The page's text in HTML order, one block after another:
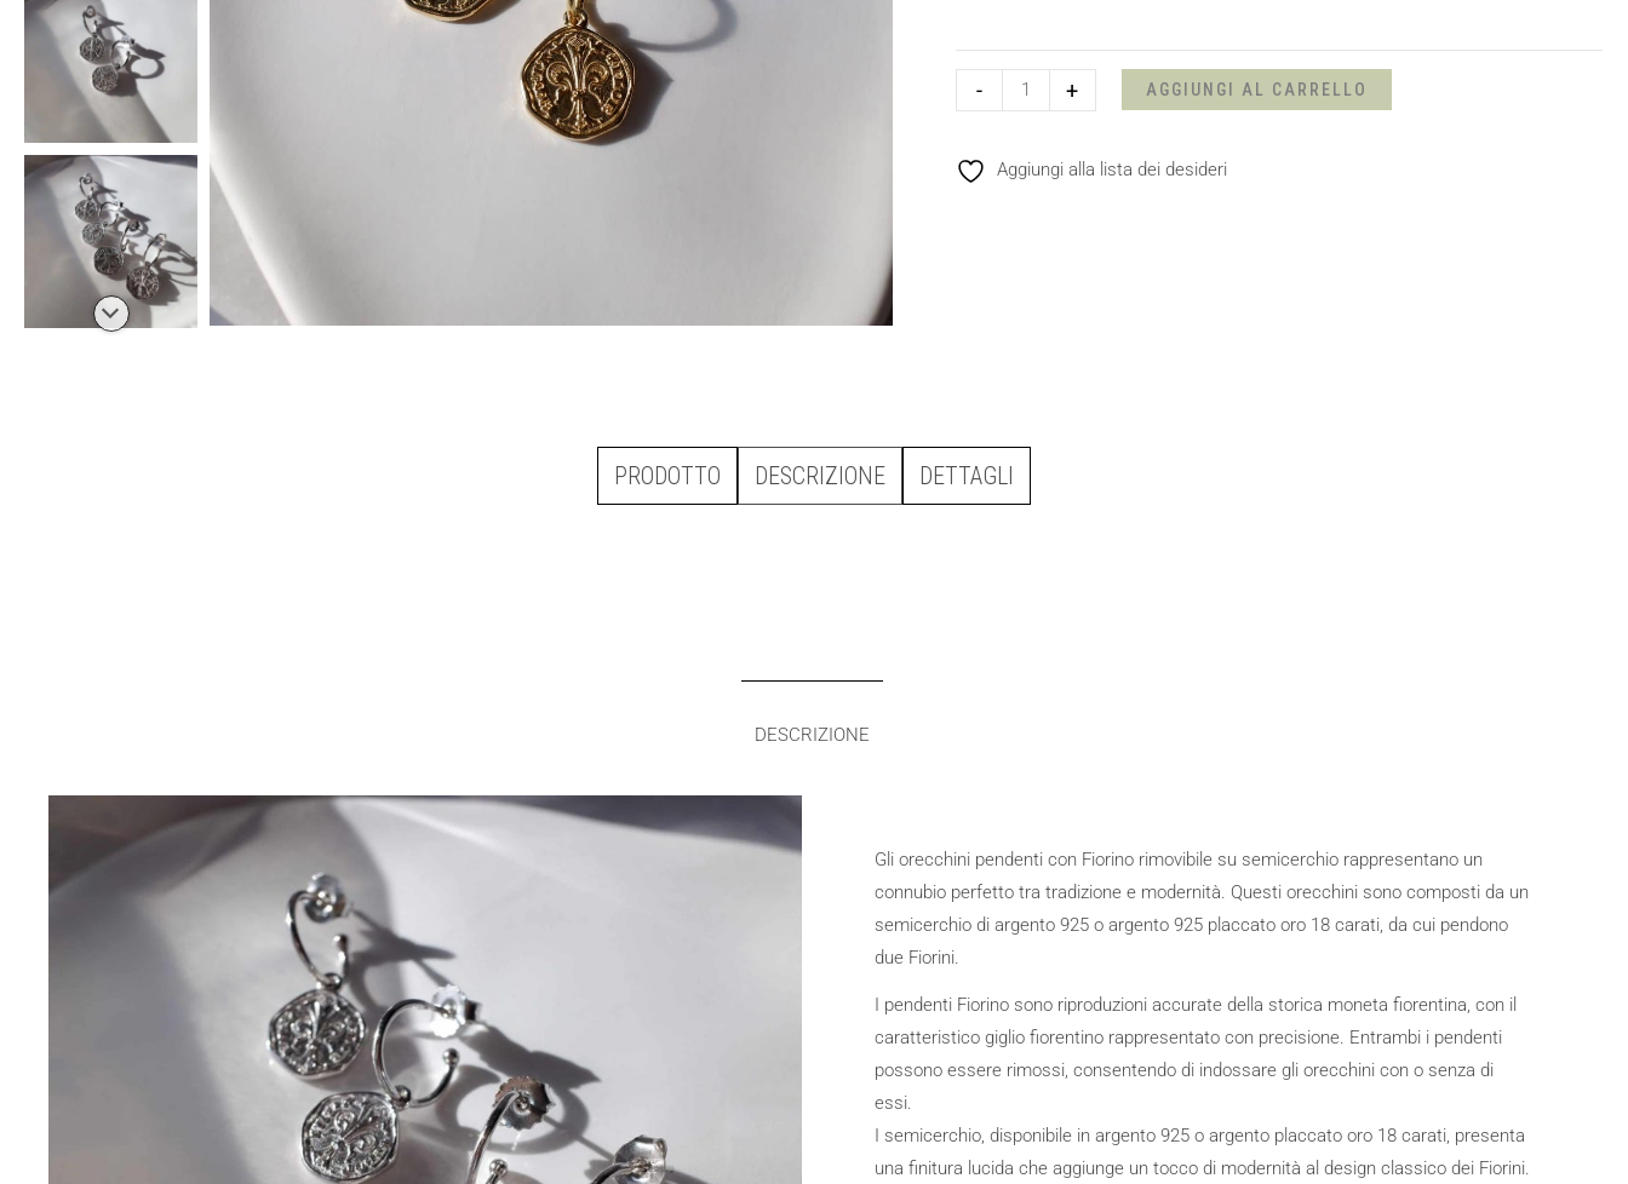
229,00 €
- + AGGIUNGI AL CARRELLO
Aggiungi alla lista dei desideri
PRODOTTO DESCRIZIONE DETTAGLI
DESCRIZIONE
Gli orecchini pendenti con Fiorino rimovibile su semicerchio rappresentano un
connubio perfetto tra tradizione e modernità. Questi orecchini sono composti da un
semicerchio di argento 925 o argento 925 placcato oro 18 carati, da cui pendono
due Fiorini.
I pendenti Fiorino sono riproduzioni accurate della storica moneta fiorentina, con il
caratteristico giglio fiorentino rappresentato con precisione. Entrambi i pendenti
possono essere rimossi, consentendo di indossare gli orecchini con o senza di
essi.
I semicerchio, disponibile in argento 925 o argento placcato oro 18 carati, presenta
una finitura lucida che aggiunge un tocco di modernità al design classico dei Fiorini.